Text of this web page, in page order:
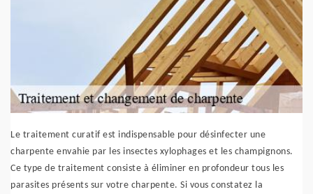
Le traitement curatif est indispensable pour désinfecter une
charpente envahie par les insectes xylophages et les champignons.
Ce type de traitement consiste à éliminer en profondeur tous les
parasites présents sur votre charpente. Si vous constatez la